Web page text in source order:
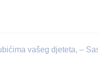
vašeg djeteta, –